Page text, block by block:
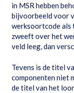
in MSR hebben
bijvoorbeeld voor
werksoortcode als
zweeft over het
veld leeg, dan
Tevens is de titel
componenten niet
de titel van het